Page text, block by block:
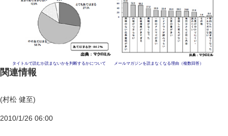
タイトルで読むか読まないかを判断するかについて メールマガジンを読まなくなる理由（複数回答）
関連情報
(村松 健至)
2010/1/26 06:00